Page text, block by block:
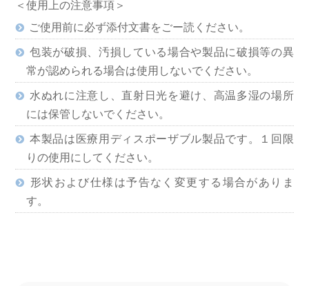
＜使用上の注意事項＞
ご使用前に必ず添付文書をごー読ください。
包装が破損、汚損している場合や製品に破損等の異
常が認められる場合は使用しないでください。
水ぬれに注意し、直射日光を避け、高温多湿の場所
には保管しないでください。
本製品は医療用ディスポーザブル製品です。１回限
りの使用にしてください。
形状および仕様は予告なく変更する場合がありま
す。